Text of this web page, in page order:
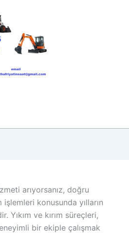
arıyorsanız, doğru
işlemleri konusunda yılların
ve kırım süreçleri,
bir ekiple çalışmak